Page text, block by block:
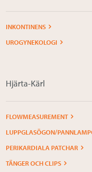
INKONTINENS
UROGYNEKOLOGI
Hjärta-Kärl
FLOWMEASUREMENT
LUPPGLASÖGON/
PERIKARDIALA PATCHAR
TÄNGER OCH CLIPS